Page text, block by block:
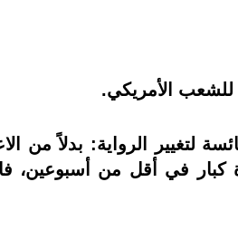
للشعب الأمريكي.
لتغيير الرواية: بدلاً من
كبار في أقل من أسبوعين،